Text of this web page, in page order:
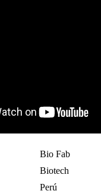
Bio Fab
Biotech
Perú